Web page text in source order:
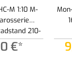
M 1:10 M-
210-
€*